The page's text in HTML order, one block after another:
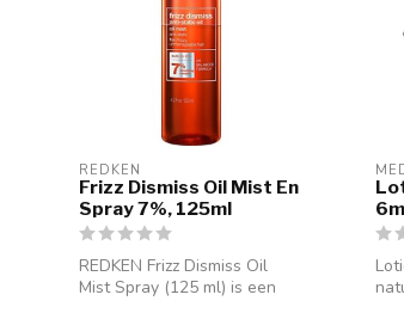
REDKEN
Frizz Dismiss Oil Mist En
Spray 7%, 125ml
REDKEN Frizz Dismiss Oil
Mist Spray (125 ml) is een